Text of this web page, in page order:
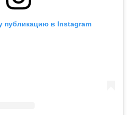
публикацию в Instagram